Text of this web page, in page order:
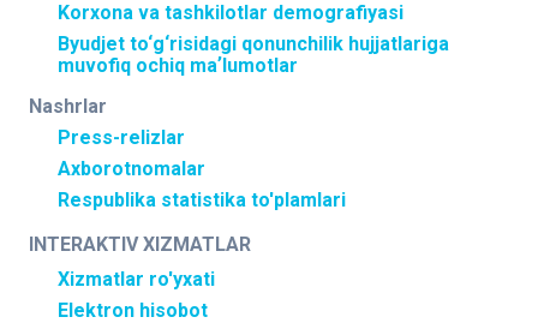
Korxona va tashkilotlar demografiyasi
Byudjet to‘g‘risidagi qonunchilik hujjatlariga
muvofiq ochiq maʼlumotlar
Nashrlar
Press-relizlar
Axborotnomalar
Respublika statistika to'plamlari
INTERAKTIV XIZMATLAR
Xizmatlar ro'yxati
Elektron hisobot